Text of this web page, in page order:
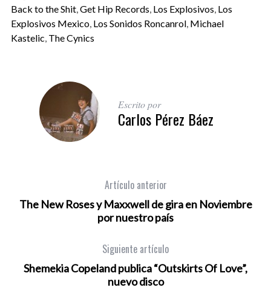
Back to the Shit,Get Hip Records, Los Explosivos, Los
Explosivos Mexico, Los Sonidos Roncanrol, Michael
Kastelic, The Cynics
Escrito por
Carlos Pérez Báez
Artículo anterior
The New Roses y Maxxwell de gira en Noviembre
por nuestro país
Siguiente artículo
Shemekia Copeland publica “Outskirts Of Love”,
nuevo disco